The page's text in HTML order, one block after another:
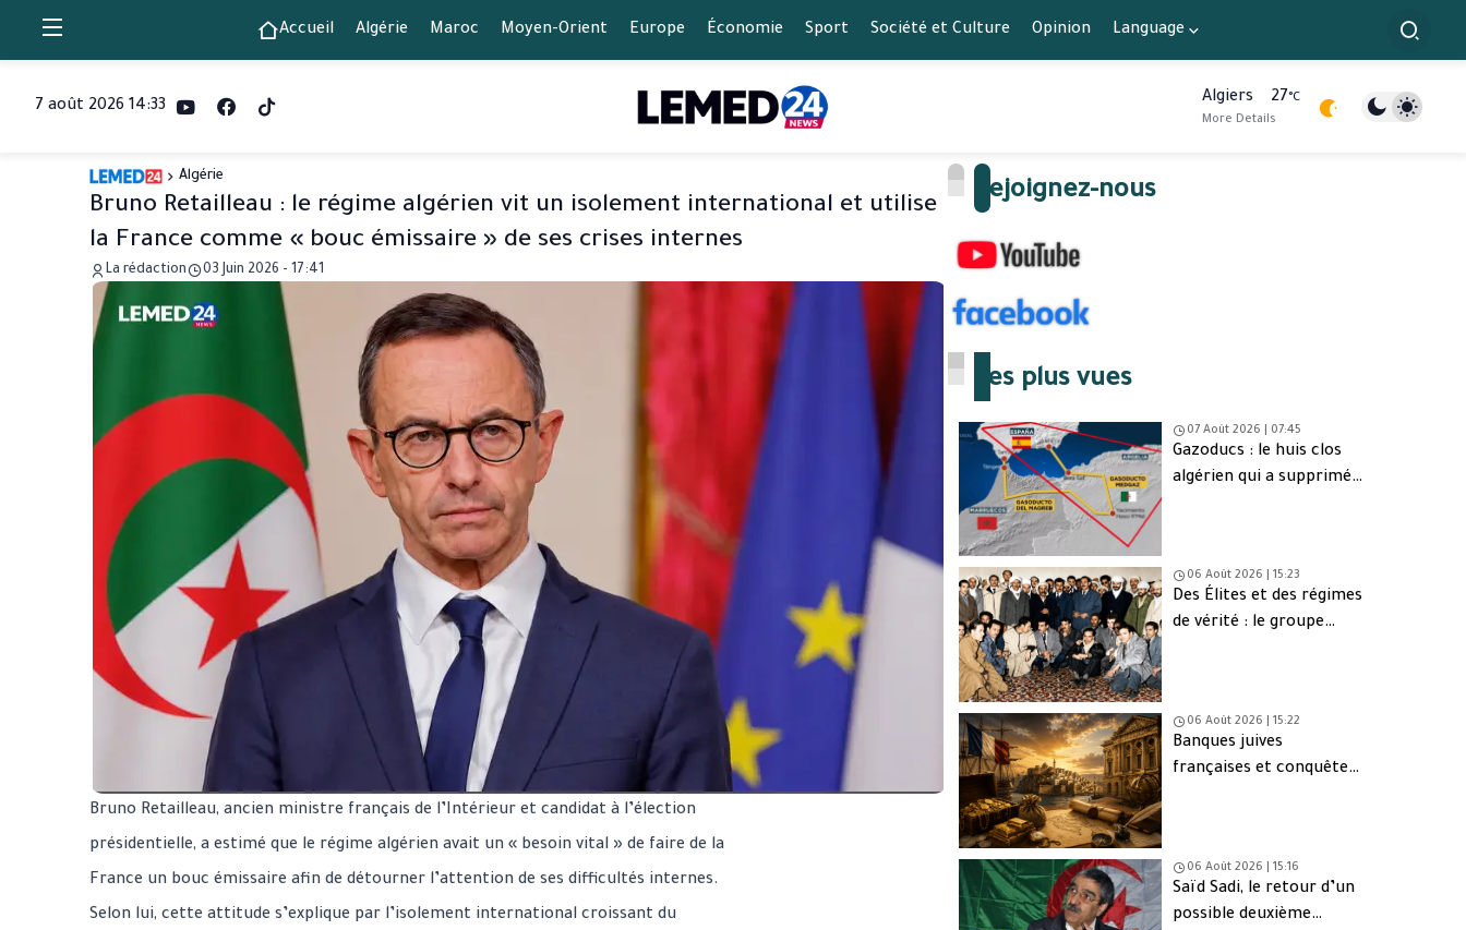
Accueil Algérie Maroc Moyen-Orient Europe Économie Sport Société et Culture Opinion Language
7 août 2026 14:33 Algiers 27°C
More Details
Algérie
Bruno Retailleau : le régime algérien vit un isolement international et utilise
la France comme « bouc émissaire » de ses crises internes
La rédaction 03 Juin 2026 - 17:41
Bruno Retailleau, ancien ministre français de l’Intérieur et candidat à l’élection
présidentielle, a estimé que le régime algérien avait un « besoin vital » de faire de la
France un bouc émissaire afin de détourner l’attention de ses difficultés internes.
Selon lui, cette attitude s’explique par l’isolement international croissant du
Rejoignez-nous
Les plus vues
07 Août 2026 | 07:45
Gazoducs : le huis clos
algérien qui a supprimé
06 Août 2026 | 15:23
Des Élites et des régimes
de vérité : le groupe
06 Août 2026 | 15:22
Banques juives
françaises et conquête
06 Août 2026 | 15:16
Saïd Sadi, le retour d’un
possible deuxième